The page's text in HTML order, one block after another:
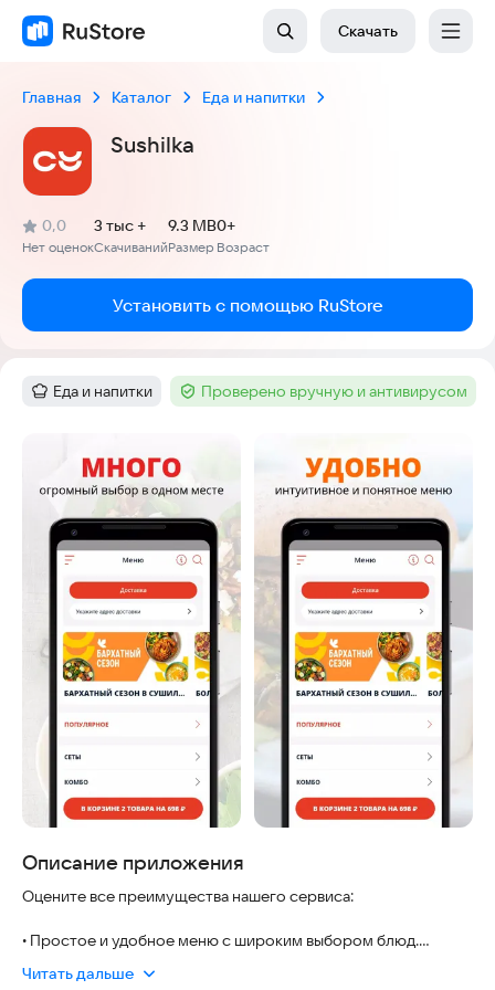
Скачать
Главная Каталог Еда и напитки
Sushilka
Рейтинг:
0,0
(
Нет оценок
)
Скачиваний
3 тыс +
Размер
9.3 MB
Возраст
0+
Установить с помощью RuStore
Категория:
Еда и напитки Тег :Проверено вручную и антивирусом
Скриншоты
Описание приложения
Оцените все преимущества нашего сервиса:
• Простое и удобное меню с широким выбором блюд.
• Возможность выбрать город и зону доставки.
Читать дальше